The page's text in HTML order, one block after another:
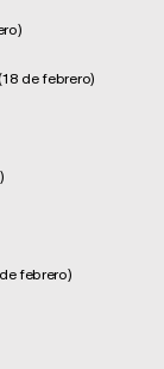
de febrero)
febrero)